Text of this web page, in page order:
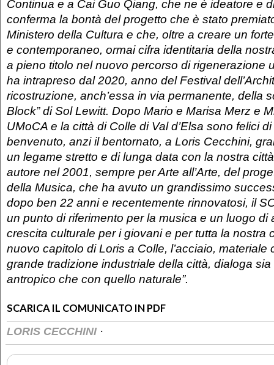
Continua e a Cai Guo Qiang, che ne è ideatore e
conferma la bontà del progetto che è stato
Ministero della Cultura e che, oltre a creare un
e contemporaneo, ormai cifra identitaria della
a pieno titolo nel nuovo percorso di rigenerazione
ha intrapreso dal 2020, anno del Festival
ricostruzione, anch’essa in via permanente, della
Block” di Sol Lewitt. Dopo Mario e Marisa Merz e
UMoCA e la città di Colle di Val d’Elsa sono felici
benvenuto, anzi il bentornato, a Loris Cecchini,
un legame stretto e di lunga data con la nostra
autore nel 2001, sempre per Arte all’Arte, del
della Musica, che ha avuto un grandissimo
dopo ben 22 anni e recentemente rinnovatosi, il
un punto di riferimento per la musica e un luogo di
crescita culturale per i giovani e per tutta la nostra
nuovo capitolo di Loris a Colle, l’acciaio, materiale
grande tradizione industriale della città, dialoga
antropico che con quello naturale”.
SCARICA IL COMUNICATO IN PDF
LORIS CECCHINI ·